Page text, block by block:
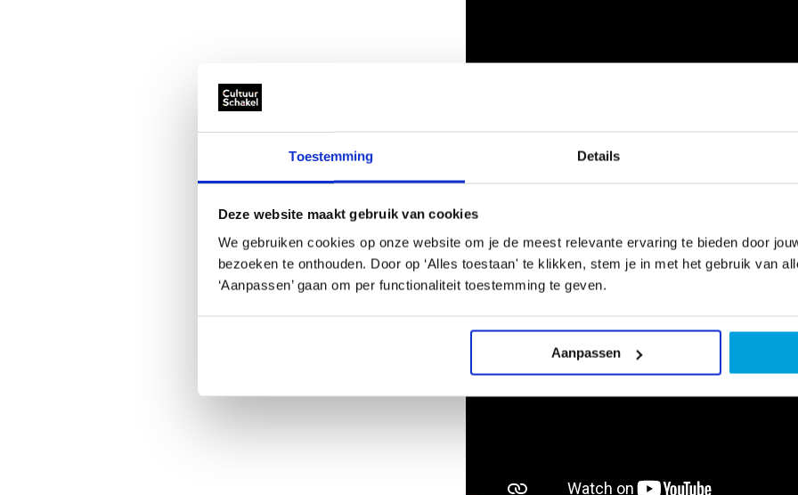
Toestemming Details
Deze website maakt gebruik van cookies
We gebruiken cookies op onze website om je de meest relevante ervaring te bieden door
bezoeken te onthouden. Door op ‘Alles toestaan' te klikken, stem je in met het gebruik van
‘Aanpassen’ gaan om per functionaliteit toestemming te geven.
Aanpassen